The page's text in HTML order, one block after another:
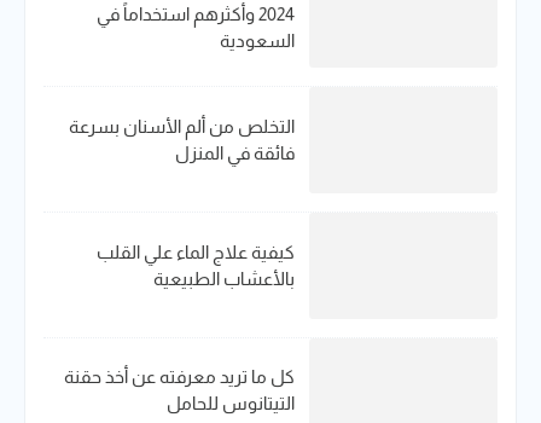
2024 وأكثرهم استخداماً في
السعودية
التخلص من ألم الأسنان بسرعة
فائقة في المنزل
كيفية علاج الماء علي القلب
بالأعشاب الطبيعية
كل ما تريد معرفته عن أخذ حقنة
التيتانوس للحامل